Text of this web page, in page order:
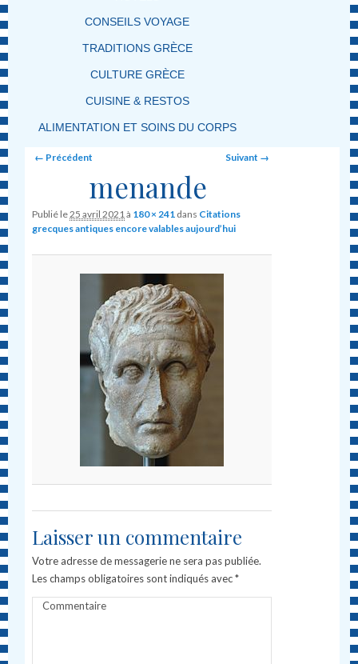
CONSEILS VOYAGE
TRADITIONS GRÈCE
CULTURE GRÈCE
CUISINE & RESTOS
ALIMENTATION ET SOINS DU CORPS
Image navigation
← Précédent Suivant →
menande
Publié le25 avril 2021à 180 × 241 dans Citations
grecques antiques encore valables aujourd’hui
Laisser un commentaire
Votre adresse de messagerie ne sera pas publiée.
Les champs obligatoires sont indiqués avec*
Commentaire